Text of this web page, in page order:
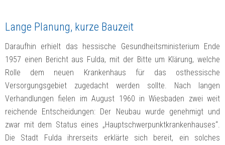
Lange Planung, kurze Bauzeit
Daraufhin erhielt das hessische Gesundheitsministerium Ende
1957 einen Bericht aus Fulda, mit der Bitte um Klärung, welche
Rolle dem neuen Krankenhaus für das osthessische
Versorgungsgebiet zugedacht werden sollte. Nach langen
Verhandlungen fielen im August 1960 in Wiesbaden zwei weit
reichende Entscheidungen: Der Neubau wurde genehmigt und
zwar mit dem Status eines „Hauptschwerpunktkrankenhauses“.
Die Stadt Fulda ihrerseits erklärte sich bereit, ein solches